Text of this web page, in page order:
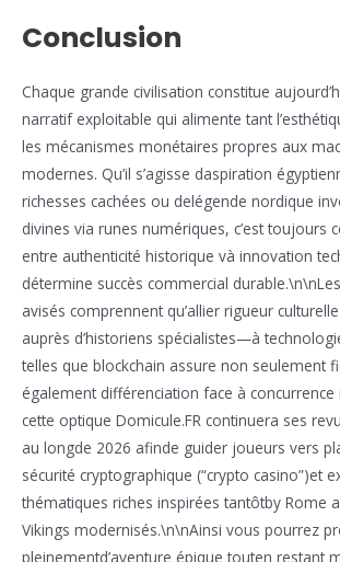
Conclusion
Chaque grande civilisation constitue
narratif exploitable qui alimente tant
les mécanismes monétaires propres aux
modernes. Qu’il s’agisse daspiration
richesses cachées ou delégende nordique
divines via runes numériques, c’est toujours
entre authenticité historique và innovation
détermine succès commercial
avisés comprennent qu’allier rigueur
auprès d’historiens spécialistes—à
telles que blockchain assure non seulement
également différenciation face à
cette optique Domicule.FR continuera ses
au longde 2026 afinde guider joueurs vers
sécurité cryptographique (“crypto casino”)et
thématiques riches inspirées tantôtby Rome
Vikings modernisés.\n\nAinsi vous pourrez
pleinementd’aventure épique touten restant